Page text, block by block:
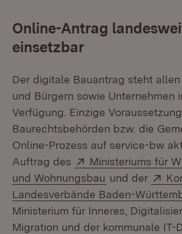
Online-Antrag
einsetzbar
Der digitale Bauantrag steht
und Bürgern sowie Unternehmen
Verfügung. Einzige
Baurechtsbehörden bzw. die
Online-Prozess auf service-bw
Auftrag des
Extern:
Ministeriums für
und Wohnungsbau (Öffnet in
und der
Landesverbände Baden-
Ministerium für Inneres,
Migration und der kommunale IT-